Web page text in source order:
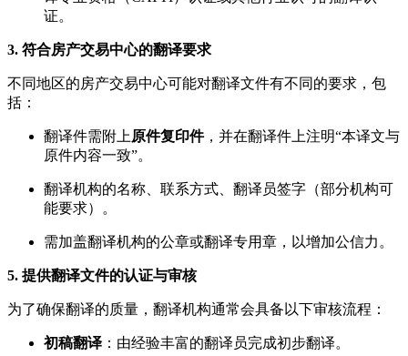
证。
3. 符合房产交易中心的翻译要求
不同地区的房产交易中心可能对翻译文件有不同的要求，包
括：
翻译件需附上 原件复印件，并在翻译件上注明“本译文与
原件内容一致”。
翻译机构的名称、联系方式、翻译员签字（部分机构可
能要求）。
需加盖翻译机构的公章或翻译专用章，以增加公信力。
5. 提供翻译文件的认证与审核
为了确保翻译的质量，翻译机构通常会具备以下审核流程：
初稿翻译 ：由经验丰富的翻译员完成初步翻译。